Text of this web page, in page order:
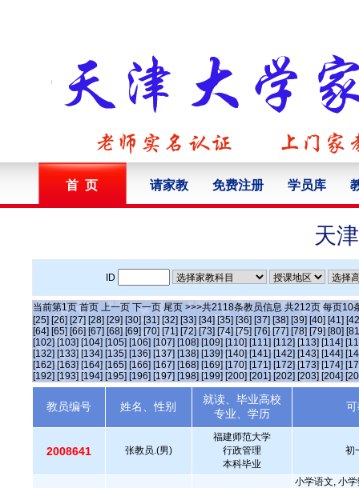
首 页 请家教 免费注册 学员库
天
ID
当前第1页 首页 上一页 下一页 尾页 >>>共2118条教员信息 共212页 每页10
[25] [26] [27] [28] [29] [30] [31] [32] [33] [34] [35] [36] [37] [38] [39] [40] [41]
[64] [65] [66] [67] [68] [69] [70] [71] [72] [73] [74] [75] [76] [77] [78] [79] [80]
[102] [103] [104] [105] [106] [107] [108] [109] [110] [111] [112] [113] [114]
[132] [133] [134] [135] [136] [137] [138] [139] [140] [141] [142] [143] [144]
[162] [163] [164] [165] [166] [167] [168] [169] [170] [171] [172] [173] [174]
[192] [193] [194] [195] [196] [197] [198] [199] [200] [201] [202] [203] [204]
教员编号 姓名、性别
就读、毕业高校
专业、学历
2008641 张教员.(男)
福建师范大学
行政管理
本科毕业
初
小学语文, 小